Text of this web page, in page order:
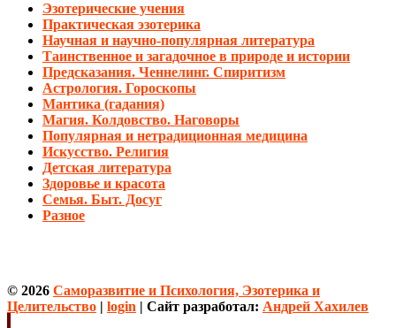
Эзотерические учения
Практическая эзотерика
Научная и научно-популярная литература
Таинственное и загадочное в природе и истории
Предсказания. Ченнелинг. Спиритизм
Астрология. Гороскопы
Мантика (гадания)
Магия. Колдовство. Наговоры
Популярная и нетрадиционная медицина
Искусство. Религия
Детская литература
Здоровье и красота
Семья. Быт. Досуг
Разное
© 2026 Саморазвитие и Психология, Эзотерика и
Целительство | login | Сайт разработал: Андрей Хахилев